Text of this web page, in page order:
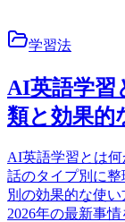
学習法
AI英語学習
類と効果的
AI英語学習とは
話のタイプ別に
別の効果的な使
2026年の最新事